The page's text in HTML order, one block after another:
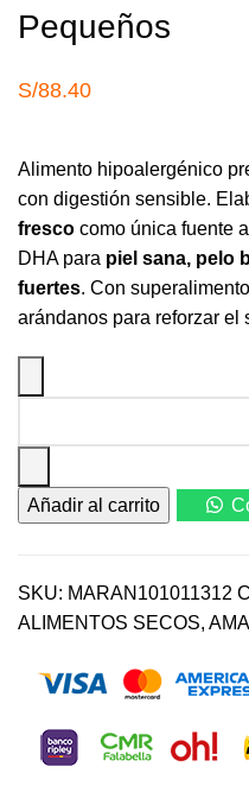
Pequeños
S/88.40
Alimento hipoalergénico
con digestión sensible.
fresco como única fuente
DHA para piel sana, pelo
fuertes. Con
arándanos para reforzar el
Sensitive
Salmon
kg
–
Hipoalergénico
para
Pequeños
Añadir al carrito
SKU: MARAN101011312
ALIMENTOS SECOS,